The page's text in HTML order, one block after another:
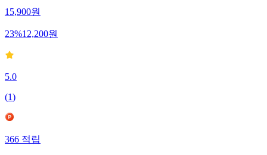
15,900원
23%12,200원
5.0
(1)
366적립